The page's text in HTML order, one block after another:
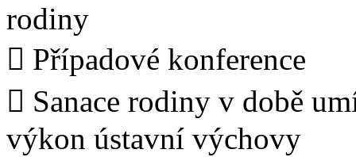
rodiny
 Případové konference
 Sanace rodiny v době
výkon ústavní výchovy